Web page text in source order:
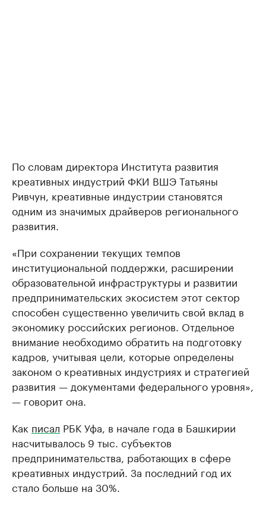
По словам директора Института развития
креативных индустрий ФКИ ВШЭ Татьяны
Ривчун, креативные индустрии становятся
одним из значимых драйверов регионального
развития.
«При сохранении текущих темпов
институциональной поддержки, расширении
образовательной инфраструктуры и развитии
предпринимательских экосистем этот сектор
способен существенно увеличить свой вклад в
экономику российских регионов. Отдельное
внимание необходимо обратить на подготовку
кадров, учитывая цели, которые определены
законом о креативных индустриях и стратегией
развития — документами федерального уровня»,
— говорит она.
Как писал РБК Уфа, в начале года в Башкирии
насчитывалось 9 тыс. субъектов
предпринимательства, работающих в сфере
креативных индустрий. За последний год их
стало больше на 30%.